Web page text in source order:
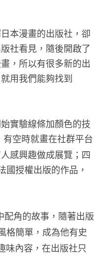
本漫畫的出版社，卻
社看見，隨後開啟了
，所以有很多新的出
用我們能夠找到
實驗線條加顏色的技
空時就畫在社群平台
感興趣做成展覽；四
授權出版的作品，
角的故事，隨著出版
格簡單，成為他有史
味內容，在出版社只